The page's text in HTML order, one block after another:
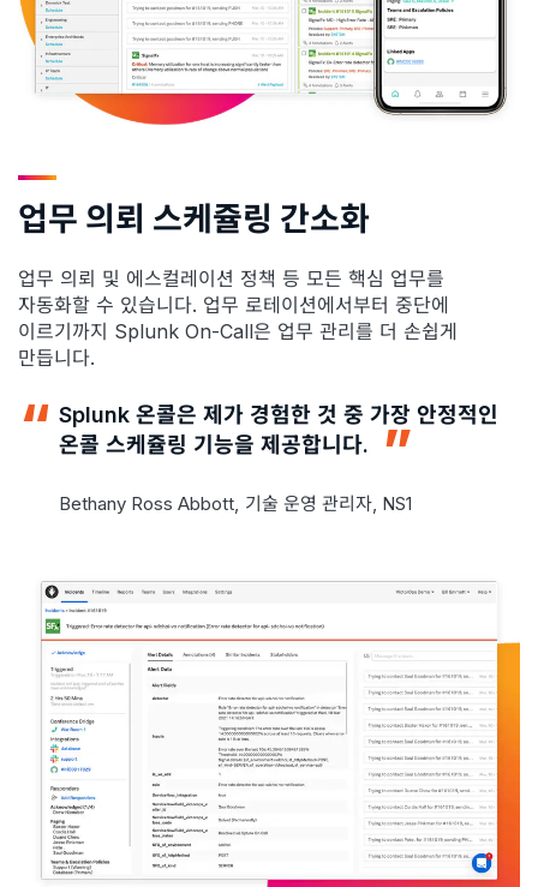
업무 의뢰 스케쥴링 간소화
업무 의뢰 및 에스컬레이션 정책 등 모든 핵심 업무를
자동화할 수 있습니다. 업무 로테이션에서부터 중단에
이르기까지 Splunk On-Call은 업무 관리를 더 손쉽게
만듭니다.
Splunk 온콜은 제가 경험한 것 중 가장 안정적인
온콜 스케쥴링 기능을 제공합니다.
Bethany Ross Abbott, 기술 운영 관리자, NS1